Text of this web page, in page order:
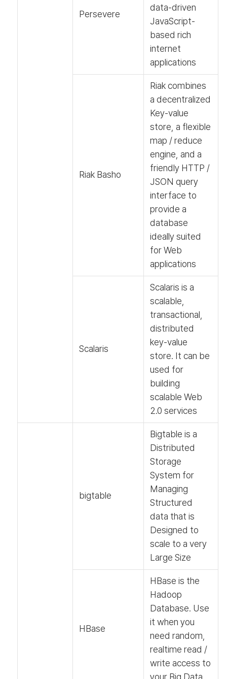
Persevere
data-driven
JavaScript-
based rich
internet
applications
Riak Basho
Riak combines
a decentralized
Key-value
store, a flexible
map / reduce
engine, and a
friendly HTTP /
JSON query
interface to
provide a
database
ideally suited
for Web
applications
Scalaris
Scalaris is a
scalable,
transactional,
distributed
key-value
store. It can be
used for
building
scalable Web
2.0 services
bigtable
Bigtable is a
Distributed
Storage
System for
Managing
Structured
data that is
Designed to
scale to a very
Large Size
HBase
HBase is the
Hadoop
Database. Use
it when you
need random,
realtime read /
write access to
your Big Data